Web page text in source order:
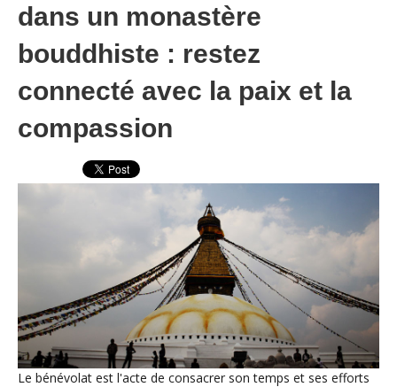
dans un monastère
bouddhiste : restez
connecté avec la paix et la
compassion
Le bénévolat est l'acte de consacrer son temps et ses efforts